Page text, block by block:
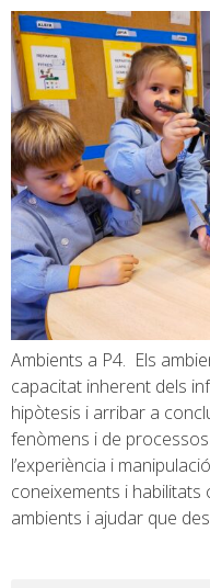
Ambients a P4. Els
capacitat inherent dels
hipòtesis i arribar a
fenòmens i de
l’experiència i
coneixements i habilitats
ambients i ajudar que